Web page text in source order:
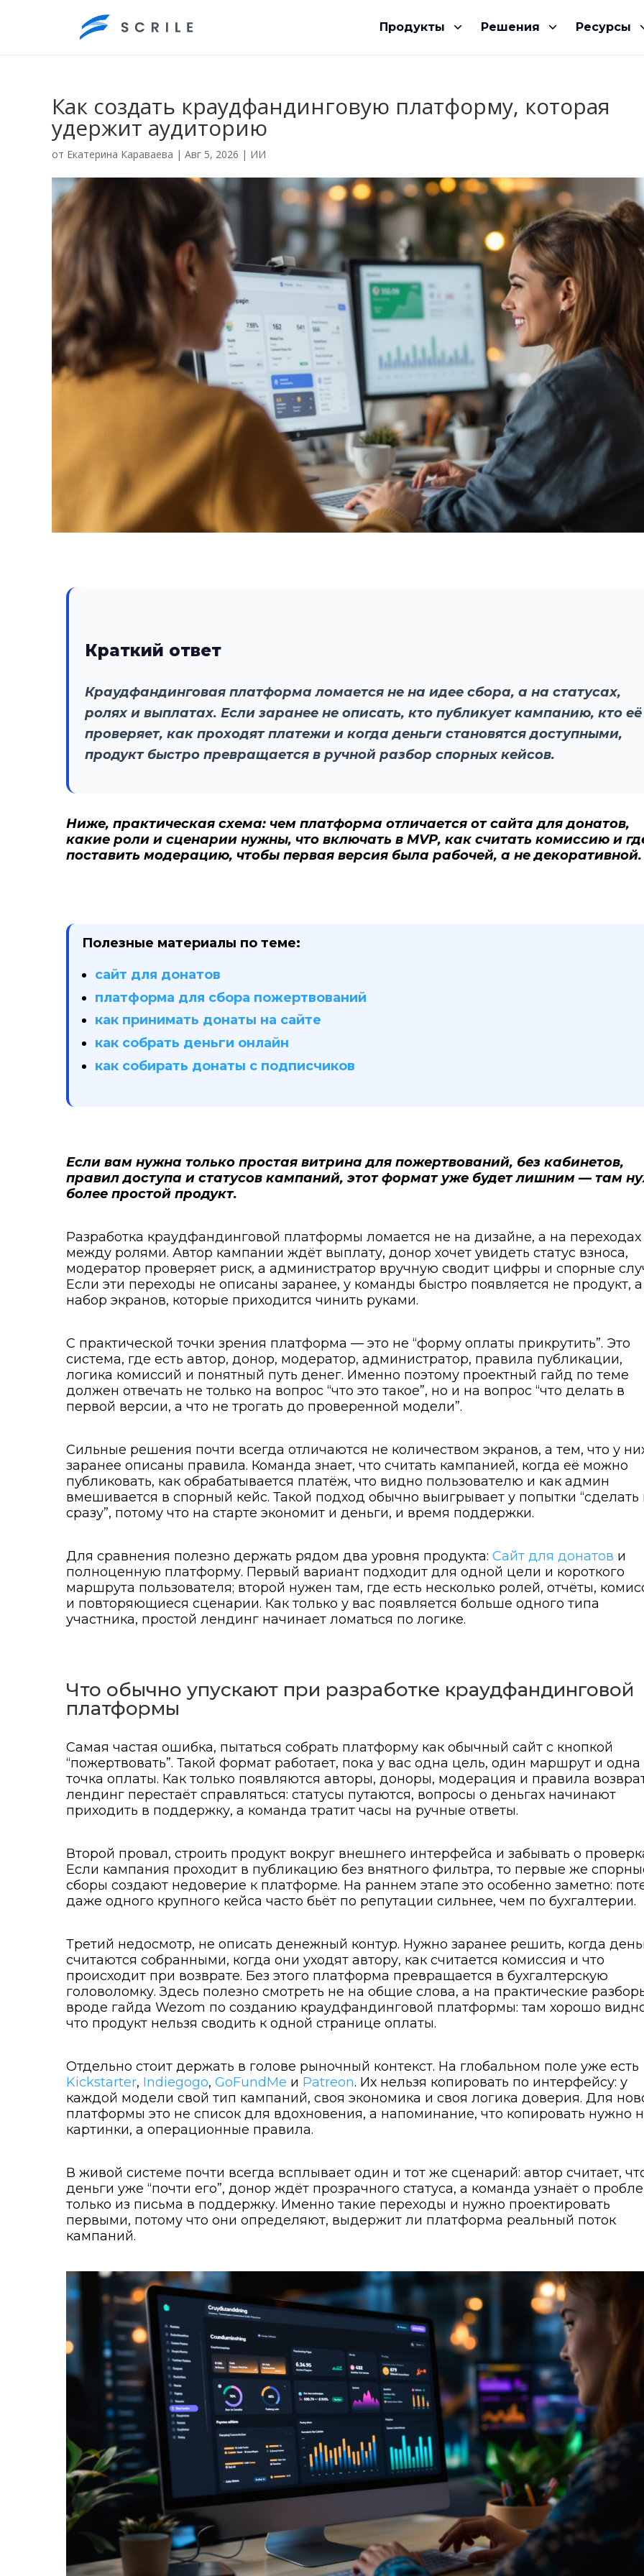
Продукты Решения Ресурсы
Как создать краудфандинговую платформу, которая
удержит аудиторию
от Екатерина Караваева | Авг 5, 2026 | ИИ
Краткий ответ
Краудфандинговая платформа ломается не на идее сбора, а на статусах,
ролях и выплатах. Если заранее не описать, кто публикует кампанию, кто её
проверяет, как проходят платежи и когда деньги становятся доступными,
продукт быстро превращается в ручной разбор спорных кейсов.
Ниже, практическая схема: чем платформа отличается от сайта для донатов,
какие роли и сценарии нужны, что включать в MVP, как считать комиссию и
поставить модерацию, чтобы первая версия была рабочей, а не декоративной.
Полезные материалы по теме:
сайт для донатов
платформа для сбора пожертвований
как принимать донаты на сайте
как собрать деньги онлайн
как собирать донаты с подписчиков
Если вам нужна только простая витрина для пожертвований, без кабинетов,
правил доступа и статусов кампаний, этот формат уже будет лишним — там
более простой продукт.
Разработка краудфандинговой платформы ломается не на дизайне, а на переходах
между ролями. Автор кампании ждёт выплату, донор хочет увидеть статус взноса,
модератор проверяет риск, а администратор вручную сводит цифры и спорные
Если эти переходы не описаны заранее, у команды быстро появляется не продукт, а
набор экранов, которые приходится чинить руками.
С практической точки зрения платформа — это не “форму оплаты прикрутить”. Это
система, где есть автор, донор, модератор, администратор, правила публикации,
логика комиссий и понятный путь денег. Именно поэтому проектный гайд по теме
должен отвечать не только на вопрос “что это такое”, но и на вопрос “что делать в
первой версии, а что не трогать до проверенной модели”.
Сильные решения почти всегда отличаются не количеством экранов, а тем, что у
заранее описаны правила. Команда знает, что считать кампанией, когда её можно
публиковать, как обрабатывается платёж, что видно пользователю и как админ
вмешивается в спорный кейс. Такой подход обычно выигрывает у попытки “сделать
сразу”, потому что на старте экономит и деньги, и время поддержки.
Для сравнения полезно держать рядом два уровня продукта: Сайт для донатов и
полноценную платформу. Первый вариант подходит для одной цели и короткого
маршрута пользователя; второй нужен там, где есть несколько ролей, отчёты,
и повторяющиеся сценарии. Как только у вас появляется больше одного типа
участника, простой лендинг начинает ломаться по логике.
Что обычно упускают при разработке краудфандинговой
платформы
Самая частая ошибка, пытаться собрать платформу как обычный сайт с кнопкой
“пожертвовать”. Такой формат работает, пока у вас одна цель, один маршрут и одна
точка оплаты. Как только появляются авторы, доноры, модерация и правила
лендинг перестаёт справляться: статусы путаются, вопросы о деньгах начинают
приходить в поддержку, а команда тратит часы на ручные ответы.
Второй провал, строить продукт вокруг внешнего интерфейса и забывать о
Если кампания проходит в публикацию без внятного фильтра, то первые же
сборы создают недоверие к платформе. На раннем этапе это особенно заметно:
даже одного крупного кейса часто бьёт по репутации сильнее, чем по бухгалтерии.
Третий недосмотр, не описать денежный контур. Нужно заранее решить, когда
считаются собранными, когда они уходят автору, как считается комиссия и что
происходит при возврате. Без этого платформа превращается в бухгалтерскую
головоломку. Здесь полезно смотреть не на общие слова, а на практические
вроде гайда Wezom по созданию краудфандинговой платформы: там хорошо
что продукт нельзя сводить к одной странице оплаты.
Отдельно стоит держать в голове рыночный контекст. На глобальном поле уже есть
Kickstarter, Indiegogo, GoFundMe и Patreon. Их нельзя копировать по интерфейсу: у
каждой модели свой тип кампаний, своя экономика и своя логика доверия. Для
платформы это не список для вдохновения, а напоминание, что копировать нужно
картинки, а операционные правила.
В живой системе почти всегда всплывает один и тот же сценарий: автор считает,
деньги уже “почти его”, донор ждёт прозрачного статуса, а команда узнаёт о
только из письма в поддержку. Именно такие переходы и нужно проектировать
первыми, потому что они определяют, выдержит ли платформа реальный поток
кампаний.